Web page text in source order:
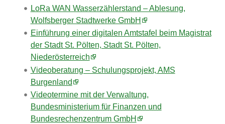
LoRa WAN Wasserzählerstand – Ablesung,
Wolfsberger Stadtwerke GmbH
Einführung einer digitalen Amtstafel beim Magistrat
der Stadt St. Pölten, Stadt St. Pölten,
Niederösterreich
Videoberatung – Schulungsprojekt, AMS
Burgenland
Videotermine mit der Verwaltung,
Bundesministerium für Finanzen und
Bundesrechenzentrum GmbH